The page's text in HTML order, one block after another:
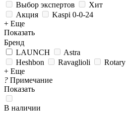
Выбор экспертов
Хит
Акция
Kaspi 0-0-24
+ Еще
Показать
Бренд
LAUNCH
Astra
Heshbon
Ravaglioli Rotary
+ Еще
? Примечание
Показать
В наличии